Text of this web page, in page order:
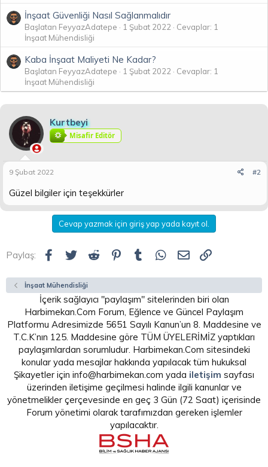
İnşaat Güvenliği Nasıl Sağlanmalıdır
Başlatan FeyyazAdatepe 1 Şubat 2022
Cevaplar: 1
İnşaat Mühendisliği
Kaba İnşaat Maliyeti Ne Kadar?
Başlatan FeyyazAdatepe 1 Şubat 2022
Cevaplar: 1
İnşaat Mühendisliği
Kurtbeyi
Misafir Editör
9 Şubat 2022 #2
Güzel bilgiler için teşekkürler
Cevap yazmak için giriş yap yada kayıt ol.
Paylaş: Facebook
Twitter Reddit Pinterest
Tumblr WhatsApp
E-posta
İnşaat Mühendisliği
İçerik sağlayıcı "paylaşım" sitelerinden biri olan
Harbimekan.Com Forum, Eğlence ve Güncel Paylaşım
Platformu Adresimizde 5651 Sayılı Kanun’un 8. Maddesine ve
T.C.K’nın 125. Maddesine göre TÜM ÜYELERİMİZ yaptıkları
paylaşımlardan sorumludur. Harbimekan.Com sitesindeki
konular yada mesajlar hakkında yapılacak tüm hukuksal
Şikayetler için info@harbimekan.com yada iletişim sayfası
üzerinden iletişime geçilmesi halinde ilgili kanunlar ve
yönetmelikler çerçevesinde en geç 3 Gün (72 Saat) içerisinde
Forum yönetimi olarak tarafımızdan gereken işlemler
yapılacaktır.